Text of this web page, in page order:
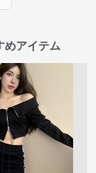
めアイテム